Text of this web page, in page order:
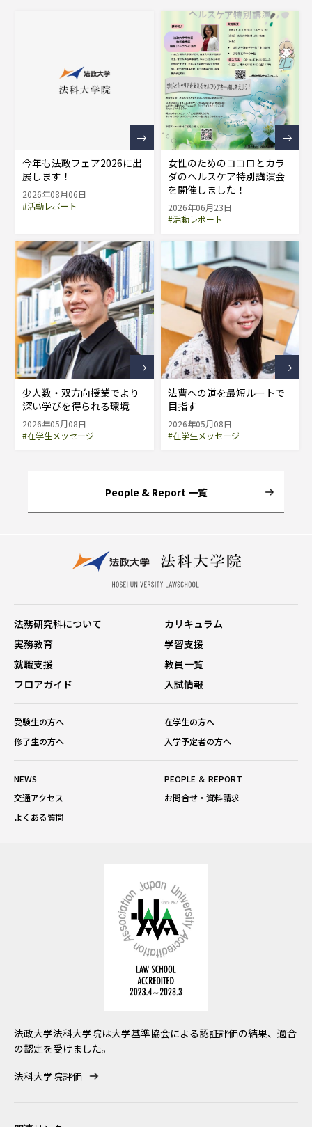
今年も法政フェア2026に出
展します！
2026年08月06日
#活動レポート
女性のためのココロとカラ
ダのヘルスケア特別講演会
を開催しました！
2026年06月23日
#活動レポート
少人数・双方向授業でより
深い学びを得られる環境
2026年05月08日
#在学生メッセージ
法曹への道を最短ルートで
目指す
2026年05月08日
#在学生メッセージ
People & Report 一覧
法務研究科について
カリキュラム
実務教育
学習支援
就職支援
教員一覧
フロアガイド
入試情報
受験生の方へ
在学生の方へ
修了生の方へ
入学予定者の方へ
NEWS
PEOPLE ＆ REPORT
交通アクセス
お問合せ・資料請求
よくある質問
法政大学法科大学院は大学基準協会による認証評価の結果、適合
の認定を受けました。
法科大学院評価